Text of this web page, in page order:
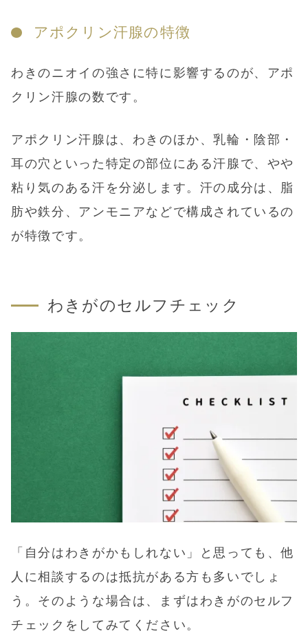
アポクリン汗腺の特徴
わきのニオイの強さに特に影響するのが、アポ
クリン汗腺の数です。
アポクリン汗腺は、わきのほか、乳輪・陰部・
耳の穴といった特定の部位にある汗腺で、やや
粘り気のある汗を分泌します。汗の成分は、脂
肪や鉄分、アンモニアなどで構成されているの
が特徴です。
わきがのセルフチェック
「自分はわきがかもしれない」と思っても、他
人に相談するのは抵抗がある方も多いでしょ
う。そのような場合は、まずはわきがのセルフ
チェックをしてみてください。